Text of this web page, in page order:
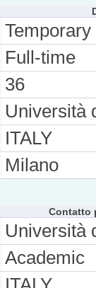
Temporary
Full-time
36
Università
ITALY
Milano
Contatto
Università
Academic